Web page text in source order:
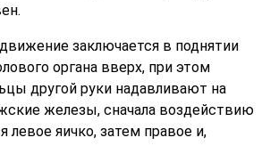
заключается в поднятии
органа вверх, при этом
другой руки надавливают на
железы, сначала воздействию
левое яичко, затем правое и,